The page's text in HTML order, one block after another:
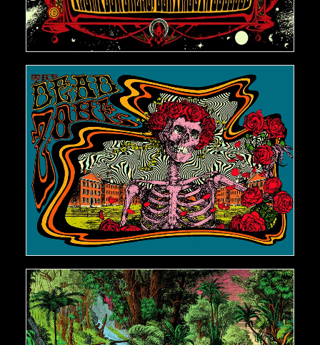
AJOUTER AU PANIER
€150,00
AJOUTER AU PANIER
€500,00